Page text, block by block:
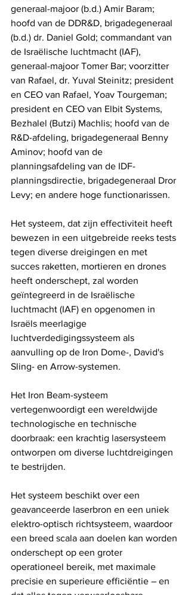
generaal-majoor (b.d.) Amir Baram;
hoofd van de DDR&D, brigadegeneraal
(b.d.) dr. Daniel Gold; commandant van
de Israëlische luchtmacht (IAF),
generaal-majoor Tomer Bar; voorzitter
van Rafael, dr. Yuval Steinitz; president
en CEO van Rafael, Yoav Tourgeman;
president en CEO van Elbit Systems,
Bezhalel (Butzi) Machlis; hoofd van de
R&D-afdeling, brigadegeneraal Benny
Aminov; hoofd van de
planningsafdeling van de IDF-
planningsdirectie, brigadegeneraal Dror
Levy; en andere hoge functionarissen.
Het systeem, dat zijn effectiviteit heeft
bewezen in een uitgebreide reeks tests
tegen diverse dreigingen en met
succes raketten, mortieren en drones
heeft onderschept, zal worden
geïntegreerd in de Israëlische
luchtmacht (IAF) en opgenomen in
Israëls meerlagige
luchtverdedigingssysteem als
aanvulling op de Iron Dome-, David's
Sling- en Arrow-systemen.
Het Iron Beam-systeem
vertegenwoordigt een wereldwijde
technologische en technische
doorbraak: een krachtig lasersysteem
ontworpen om diverse luchtdreigingen
te bestrijden.
Het systeem beschikt over een
geavanceerde laserbron en een uniek
elektro-optisch richtsysteem, waardoor
een breed scala aan doelen kan worden
onderschept op een groter
operationeel bereik, met maximale
precisie en superieure efficiëntie – en